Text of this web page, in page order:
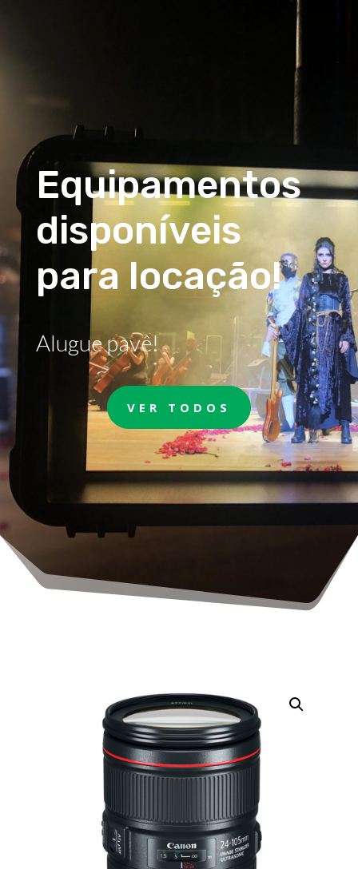
Equipamentos
disponíveis
para locação!
Alugue pavê!
VER TODOS